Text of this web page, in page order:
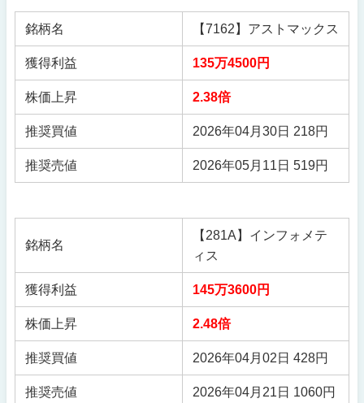
銘柄名 【7162】アストマックス
獲得利益 135万4500円
株価上昇 2.38倍
推奨買値 2026年04月30日 218円
推奨売値 2026年05月11日 519円
銘柄名
【281A】インフォメテ
ィス
獲得利益 145万3600円
株価上昇 2.48倍
推奨買値 2026年04月02日 428円
推奨売値 2026年04月21日 1060円